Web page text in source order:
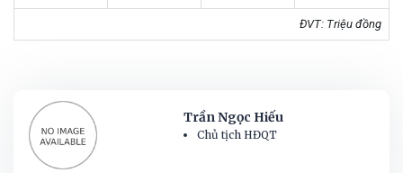
ĐVT: Triệu đồng
Trần Ngọc Hiếu
Chủ tịch HĐQT